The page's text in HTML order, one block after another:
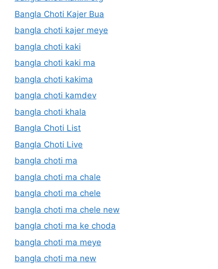
Bangla Choti Kajer Bua
bangla choti kajer meye
bangla choti kaki
bangla choti kaki ma
bangla choti kakima
bangla choti kamdev
bangla choti khala
Bangla Choti List
Bangla Choti Live
bangla choti ma
bangla choti ma chale
bangla choti ma chele
bangla choti ma chele new
bangla choti ma ke choda
bangla choti ma meye
bangla choti ma new